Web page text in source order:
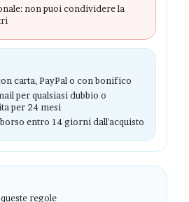
non puoi condividere la
carta, PayPal o con bonifico
per qualsiasi dubbio o
per 24 mesi
entro 14 giorni dall'acquisto
regole